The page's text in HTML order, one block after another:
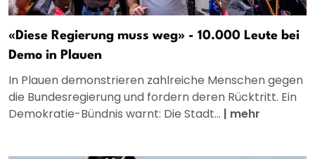
«Diese Regierung muss weg» - 10.000 Leute bei
Demo in Plauen
In Plauen demonstrieren zahlreiche Menschen gegen
die Bundesregierung und fordern deren Rücktritt. Ein
Demokratie-Bündnis warnt: Die Stadt... | mehr